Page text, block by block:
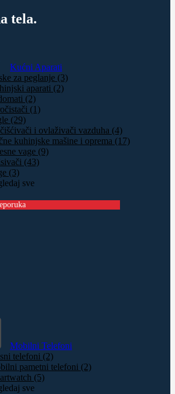
tela.
Kućni Aparati
za peglanje (3)
aparati (2)
(2)
(1)
(29)
i ovlaživači vazduha (4)
kuhinjske mašine i oprema (17)
vage (9)
(43)
(3)
sve
Mobilni Telefoni
telefoni (2)
pametni telefoni (2)
(5)
sve